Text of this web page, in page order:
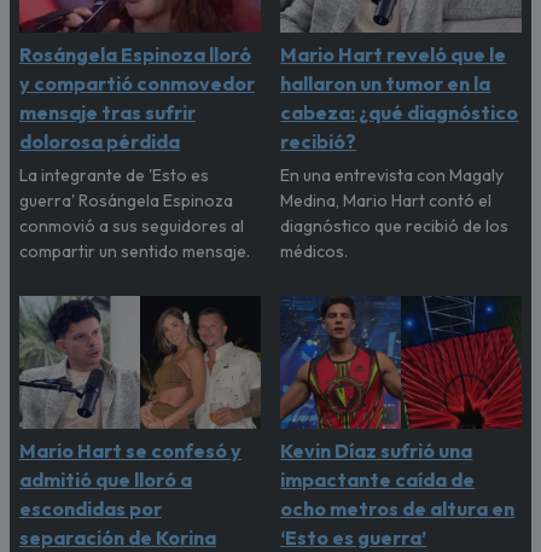
Rosángela Espinoza lloró
y compartió conmovedor
mensaje tras sufrir
dolorosa pérdida
La integrante de 'Esto es
guerra' Rosángela Espinoza
conmovió a sus seguidores al
compartir un sentido mensaje.
Mario Hart reveló que le
hallaron un tumor en la
cabeza: ¿qué diagnóstico
recibió?
En una entrevista con Magaly
Medina, Mario Hart contó el
diagnóstico que recibió de los
médicos.
Mario Hart se confesó y
admitió que lloró a
escondidas por
separación de Korina
Kevin Díaz sufrió una
impactante caída de
ocho metros de altura en
‘Esto es guerra’